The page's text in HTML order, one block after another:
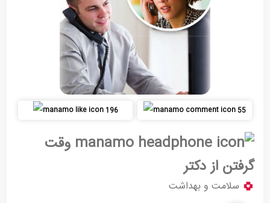
196 55
وقت
گرفتن از دکتر
سلامت و بهداشت